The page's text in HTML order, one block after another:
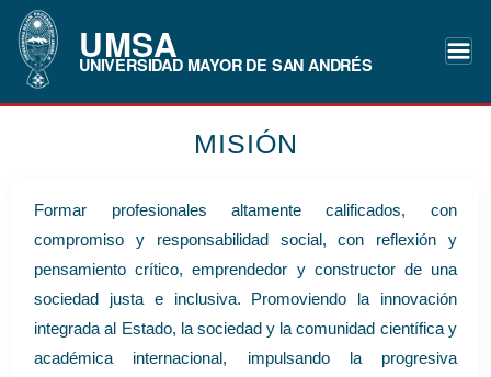
UMSA
UNIVERSIDAD MAYOR DE SAN ANDRÉS
MISIÓN
Formar profesionales altamente calificados, con
compromiso y responsabilidad social, con reflexión y
pensamiento crítico, emprendedor y constructor de una
sociedad justa e inclusiva. Promoviendo la innovación
integrada al Estado, la sociedad y la comunidad científica y
académica internacional, impulsando la progresiva